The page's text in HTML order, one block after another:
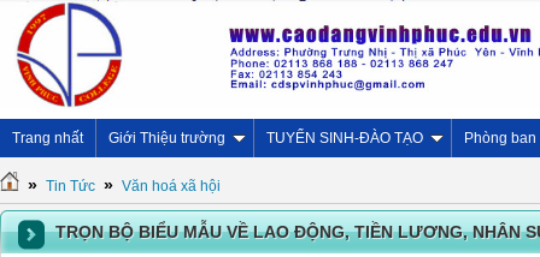
Trang nhất Giới Thiệu trường TUYỂN SINH-ĐÀO TẠO Phòng ban
» Tin Tức » Văn hoá xã hội
TRỌN BỘ BIỂU MẪU VỀ LAO ĐỘNG, TIỀN LƯƠNG, NHÂN